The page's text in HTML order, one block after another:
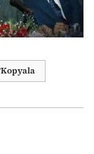
Kopyala